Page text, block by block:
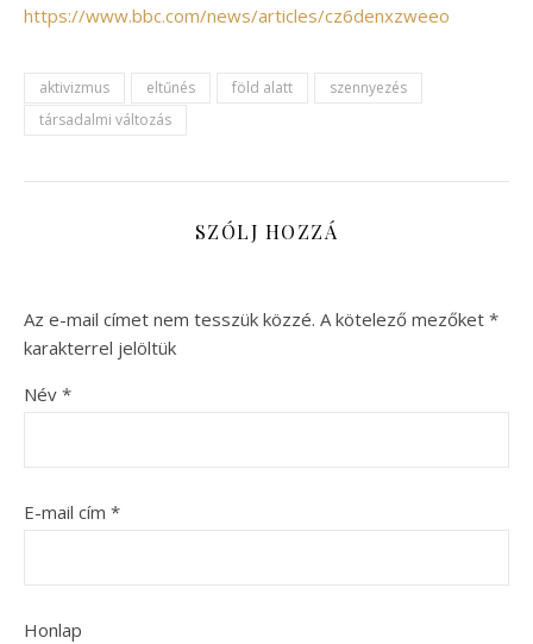
https://www.bbc.com/news/articles/cz6denxzweeo
aktivizmus eltűnés föld alatt
szennyezés
társadalmi változás
SZÓLJ HOZZÁ
Az e-mail címet nem tesszük közzé. A kötelező mezőket *
karakterrel jelöltük
Név *
E-mail cím *
Honlap